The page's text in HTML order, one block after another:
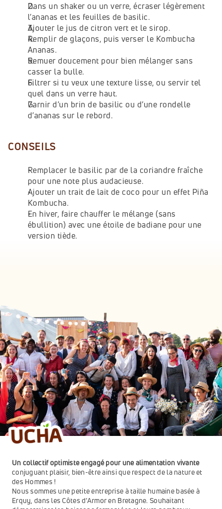
Dans un shaker ou un verre, écraser légèrement
l’ananas et les feuilles de basilic.
Ajouter le jus de citron vert et le sirop.
Remplir de glaçons, puis verser le Kombucha
Ananas.
Remuer doucement pour bien mélanger sans
casser la bulle.
Filtrer si tu veux une texture lisse, ou servir tel
quel dans un verre haut.
Garnir d’un brin de basilic ou d’une rondelle
d’ananas sur le rebord.
CONSEILS
Remplacer le basilic par de la coriandre fraîche
pour une note plus audacieuse.
Ajouter un trait de lait de coco pour un effet Piña
Kombucha.
En hiver, faire chauffer le mélange (sans
ébullition) avec une étoile de badiane pour une
version tiède.
Un collectif optimiste engagé pour une alimentation vivante
conjuguant plaisir, bien-être ainsi que respect de la nature et
des Hommes !
Nous sommes une petite entreprise à taille humaine basée à
Erquy, dans les Côtes d’Armor en Bretagne. Souhaitant